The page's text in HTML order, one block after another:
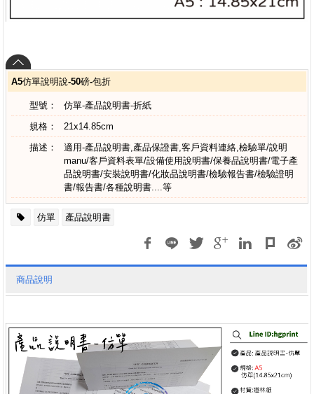
A5仿單說明說-50磅-包折
型號：
仿單-產品說明書-折紙
規格：
21x14.85cm
描述：
適用-產品說明書,產品保證書,客戶資料連絡,檢驗單/說明
manu/客戶資料表單/設備使用說明書/保養品說明書/電子產
品說明書/安裝說明書/化妝品說明書/檢驗報告書/檢驗證明
書/報告書/各種說明書....等
仿單 產品說明書
商品說明